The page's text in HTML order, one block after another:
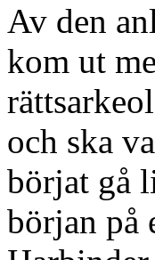
Av den
kom ut
och ska
börjat gå
början på